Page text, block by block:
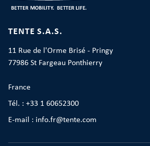
TENTE S.A.S.
11 Rue de l'Orme Brisé - Pringy
77986 St Fargeau Ponthierry
France
Tél. : +33 1 60652300
E-mail : info.fr@tente.com